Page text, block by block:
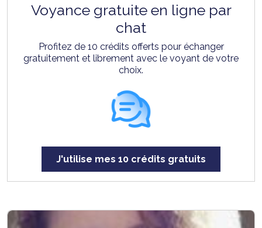
Voyance gratuite en ligne par
chat
Profitez de 10 crédits offerts pour échanger
gratuitement et librement avec le voyant de votre
choix.
J'utilise mes 10 crédits gratuits